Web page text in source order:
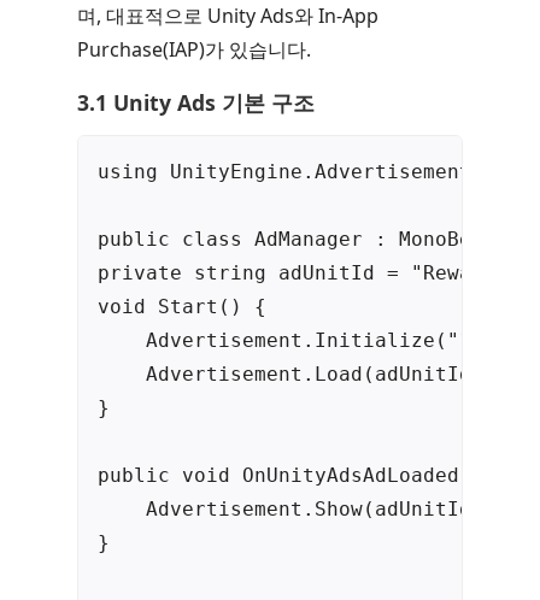
며, 대표적으로 Unity Ads와 In-App
Purchase(IAP)가 있습니다.
3.1 Unity Ads 기본 구조
using UnityEngine.Advertisements;
public class AdManager :
private string adUnitId =
void Start() {
Advertisement.Load(adUnitId,
}
public void
Advertisement.Show(adUnitId,
}